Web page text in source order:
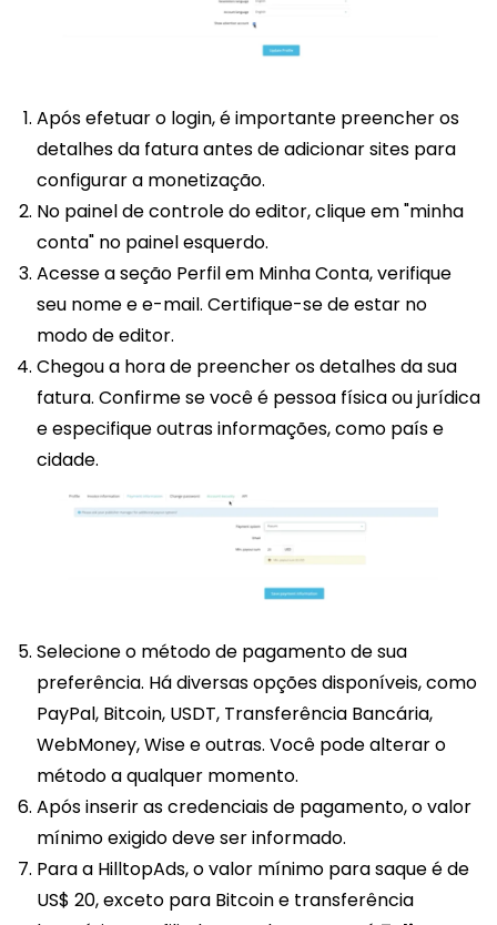
Após efetuar o login, é importante preencher os
detalhes da fatura antes de adicionar sites para
configurar a monetização.
No painel de controle do editor, clique em "minha
conta" no painel esquerdo.
Acesse a seção Perfil em Minha Conta, verifique
seu nome e e-mail. Certifique-se de estar no
modo de editor.
Chegou a hora de preencher os detalhes da sua
fatura. Confirme se você é pessoa física ou jurídica
e especifique outras informações, como país e
cidade.
Selecione o método de pagamento de sua
preferência. Há diversas opções disponíveis, como
PayPal, Bitcoin, USDT, Transferência Bancária,
WebMoney, Wise e outras. Você pode alterar o
método a qualquer momento.
Após inserir as credenciais de pagamento, o valor
mínimo exigido deve ser informado.
Para a HilltopAds, o valor mínimo para saque é de
US$ 20, exceto para Bitcoin e transferência